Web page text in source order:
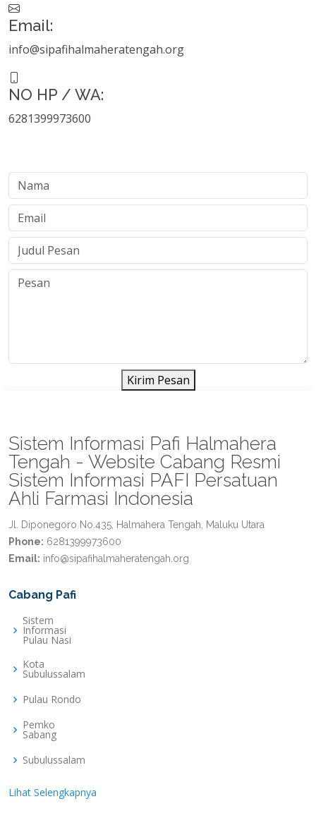
Email:
info@sipafihalmaheratengah.org
NO HP / WA:
6281399973600
Kirim Pesan
Sistem Informasi Pafi Halmahera
Tengah - Website Cabang Resmi
Sistem Informasi PAFI Persatuan
Ahli Farmasi Indonesia
Jl. Diponegoro No.435, Halmahera Tengah, Maluku Utara
Phone: 6281399973600
Email: info@sipafihalmaheratengah.org
Cabang Pafi
Sistem
Informasi
Pulau Nasi
Kota
Subulussalam
Pulau Rondo
Pemko
Sabang
Subulussalam
Lihat Selengkapnya